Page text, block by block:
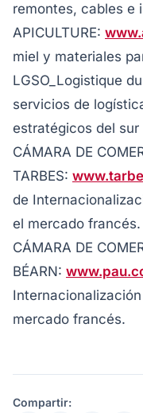
remontes, cables e
APICULTURE:
miel y materiales
LGSO_Logistique
servicios de
estratégicos del sur
CÁMARA DE
TARBES:
de
el mercado francés.
CÁMARA DE
BÉARN:
mercado francés.
Compartir: